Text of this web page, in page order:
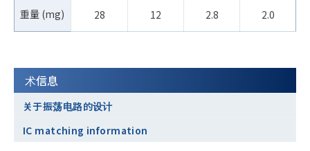
重量 (mg) 28 12 2.8 2.0
术信息
关于振荡电路的设计
IC matching information